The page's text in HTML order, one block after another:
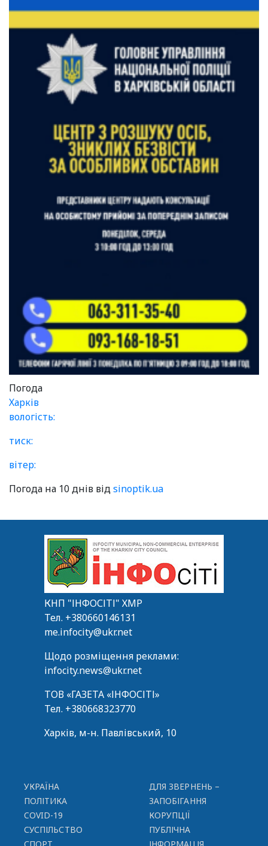
Погода
Харків
вологість:
тиск:
вітер:
Погода на 10 днів відsinoptik.ua
КНП "ІНФОСІТІ" ХМР
Тел. +380660146131
me.infocity@ukr.net
Щодо розміщення реклами:
infocity.news@ukr.net
ТОВ «ГАЗЕТА «ІНФОСІТІ»
Тел. +380668323770
Харків, м-н. Павлівський, 10
УКРАЇНА
ПОЛІТИКА
COVID-19
СУСПІЛЬСТВО
ДЛЯ ЗВЕРНЕНЬ –
ЗАПОБІГАННЯ
КОРУПЦІЇ
ПУБЛІЧНА